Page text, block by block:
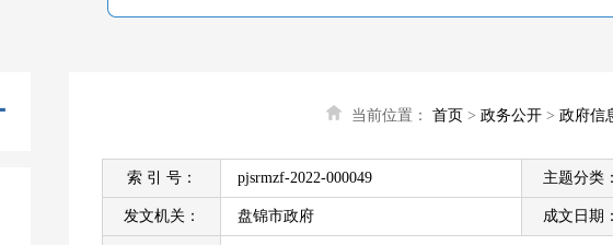
当前位置： 首页 > 政务公开 > 政府信
索 引 号： pjsrmzf-2022-000049 主题分类：
发文机关： 盘锦市政府 成文日期：